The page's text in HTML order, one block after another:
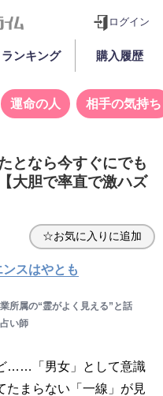
ログイン
ランキング 購入履歴
運命の人 相手の気持ち
となら今すぐにでも
大胆で率直で激ハズ
☆お気に入りに追加
ンスはやとも
所属の“霊がよく見える”と話
い師
……「男女」として意識
たまらない「一線」が見